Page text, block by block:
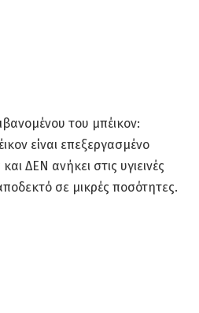
του μπέικον:
είναι επεξεργασμένο
ΔΕΝ ανήκει στις υγιεινές
σε μικρές ποσότητες.